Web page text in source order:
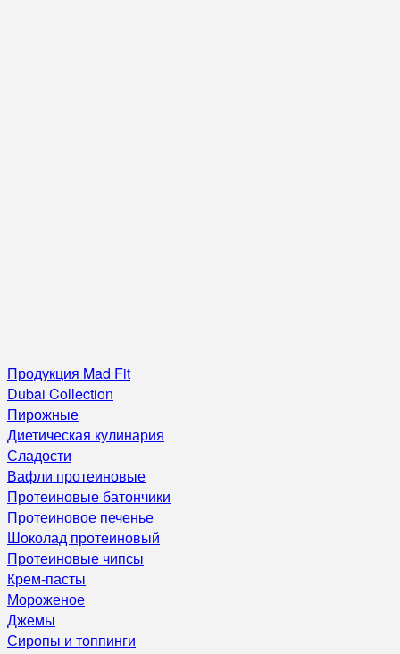
Продукция Mad Fit
Dubai Collection
Пирожные
Диетическая кулинария
Сладости
Вафли протеиновые
Протеиновые батончики
Протеиновое печенье
Шоколад протеиновый
Протеиновые чипсы
Крем-пасты
Мороженое
Джемы
Сиропы и топпинги